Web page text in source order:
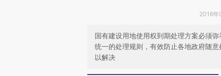
2016
国有建设用地使用权到期处理方案必须
统一的处理规则，有效防止各地政府随
以解决